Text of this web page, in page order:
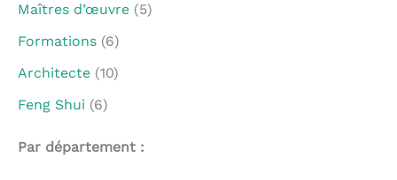
Maîtres d’œuvre (5)
Formations (6)
Architecte (10)
Feng Shui (6)
Par département :